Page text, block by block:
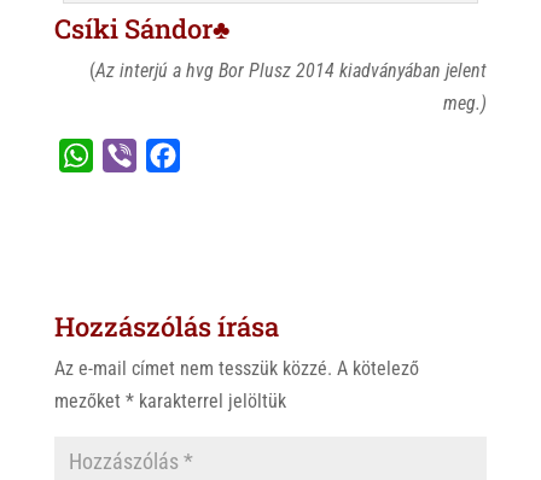
Csíki Sándor♣
(Az interjú a hvg Bor Plusz 2014 kiadványában jelent
meg.)
A
p
o
k
Hozzászólás írása
Az e-mail címet nem tesszük közzé. A kötelező
mezőket *karakterrel jelöltük